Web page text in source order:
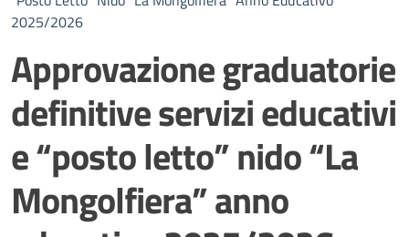
2025/2026
Approvazione graduatorie
definitive servizi educativi
e “posto letto” nido “La
Mongolfiera” anno